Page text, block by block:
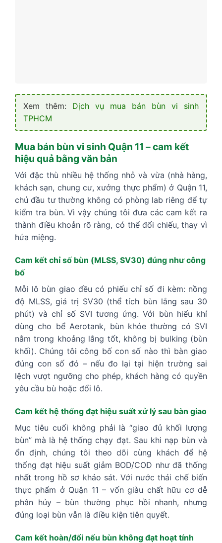
Xem thêm: Dịch vụ mua bán bùn vi sinh
TPHCM
Mua bán bùn vi sinh Quận 11 – cam kết
hiệu quả bằng văn bản
Với đặc thù nhiều hệ thống nhỏ và vừa (nhà hàng,
khách sạn, chung cư, xưởng thực phẩm) ở Quận 11,
chủ đầu tư thường không có phòng lab riêng để tự
kiểm tra bùn. Vì vậy chúng tôi đưa các cam kết ra
thành điều khoản rõ ràng, có thể đối chiếu, thay vì
hứa miệng.
Cam kết chỉ số bùn (MLSS, SV30) đúng như công
bố
Mỗi lô bùn giao đều có phiếu chỉ số đi kèm: nồng
độ MLSS, giá trị SV30 (thể tích bùn lắng sau 30
phút) và chỉ số SVI tương ứng. Với bùn hiếu khí
dùng cho bể Aerotank, bùn khỏe thường có SVI
nằm trong khoảng lắng tốt, không bị bulking (bùn
khối). Chúng tôi công bố con số nào thì bàn giao
đúng con số đó – nếu đo lại tại hiện trường sai
lệch vượt ngưỡng cho phép, khách hàng có quyền
yêu cầu bù hoặc đổi lô.
Cam kết hệ thống đạt hiệu suất xử lý sau bàn giao
Mục tiêu cuối không phải là “giao đủ khối lượng
bùn” mà là hệ thống chạy đạt. Sau khi nạp bùn và
ổn định, chúng tôi theo dõi cùng khách để hệ
thống đạt hiệu suất giảm BOD/COD như đã thống
nhất trong hồ sơ khảo sát. Với nước thải chế biến
thực phẩm ở Quận 11 – vốn giàu chất hữu cơ dễ
phân hủy – bùn thường phục hồi nhanh, nhưng
đúng loại bùn vẫn là điều kiện tiên quyết.
Cam kết hoàn/đổi nếu bùn không đạt hoạt tính